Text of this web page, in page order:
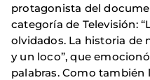
protagonista del
categoría de Televisión:
olvidados. La historia de
y un loco”, que
palabras. Como también